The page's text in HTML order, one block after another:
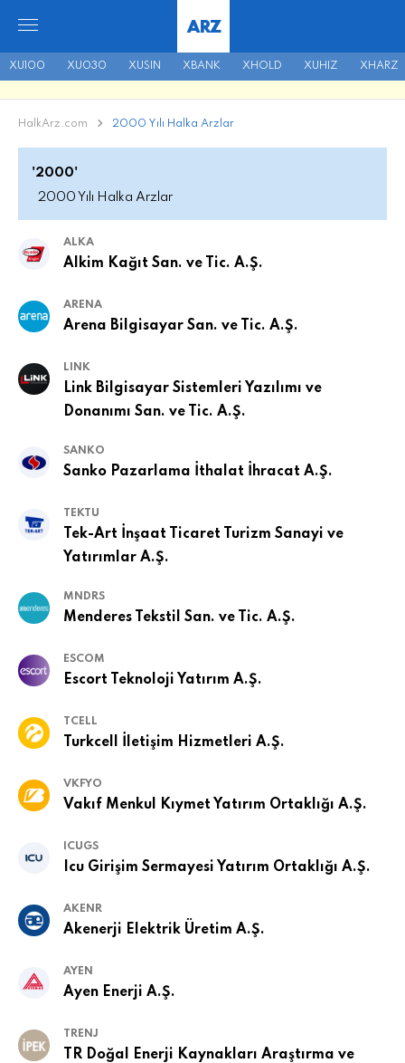
XU100 XU030 XUSIN XBANK XHOLD XUHIZ XHARZ
ARZ
HalkArz.com 2000 Yılı Halka Arzlar
'2000'
2000 Yılı Halka Arzlar
ALKA
Alkim Kağıt San. ve Tic. A.Ş.
ARENA
Arena Bilgisayar San. ve Tic. A.Ş.
LINK
Link Bilgisayar Sistemleri Yazılımı ve
Donanımı San. ve Tic. A.Ş.
SANKO
Sanko Pazarlama İthalat İhracat A.Ş.
TEKTU
Tek-Art İnşaat Ticaret Turizm Sanayi ve
Yatırımlar A.Ş.
MNDRS
Menderes Tekstil San. ve Tic. A.Ş.
ESCOM
Escort Teknoloji Yatırım A.Ş.
TCELL
Turkcell İletişim Hizmetleri A.Ş.
VKFYO
Vakıf Menkul Kıymet Yatırım Ortaklığı A.Ş.
ICUGS
Icu Girişim Sermayesi Yatırım Ortaklığı A.Ş.
AKENR
Akenerji Elektrik Üretim A.Ş.
AYEN
Ayen Enerji A.Ş.
TRENJ
TR Doğal Enerji Kaynakları Araştırma ve